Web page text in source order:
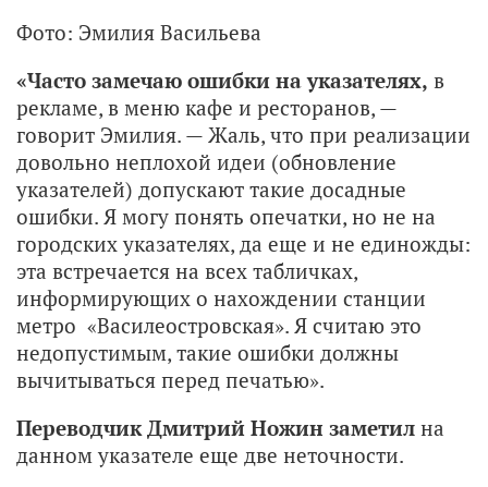
Фото: Эмилия Васильева
«Часто замечаю ошибки на указателях, в
рекламе, в меню кафе и ресторанов, —
говорит Эмилия. — Жаль, что при реализации
довольно неплохой идеи (обновление
указателей) допускают такие досадные
ошибки. Я могу понять опечатки, но не на
городских указателях, да еще и не единожды:
эта встречается на всех табличках,
информирующих о нахождении станции
метро «Василеостровская». Я считаю это
недопустимым, такие ошибки должны
вычитываться перед печатью».
Переводчик Дмитрий Ножин заметил на
данном указателе еще две неточности.